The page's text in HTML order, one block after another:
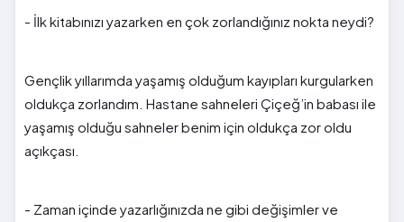
- İlk kitabınızı yazarken en çok zorlandığınız nokta neydi?
Gençlik yıllarımda yaşamış olduğum kayıpları kurgularken
oldukça zorlandım. Hastane sahneleri Çiçeğ’in babası ile
yaşamış olduğu sahneler benim için oldukça zor oldu
açıkçası.
- Zaman içinde yazarlığınızda ne gibi değişimler ve